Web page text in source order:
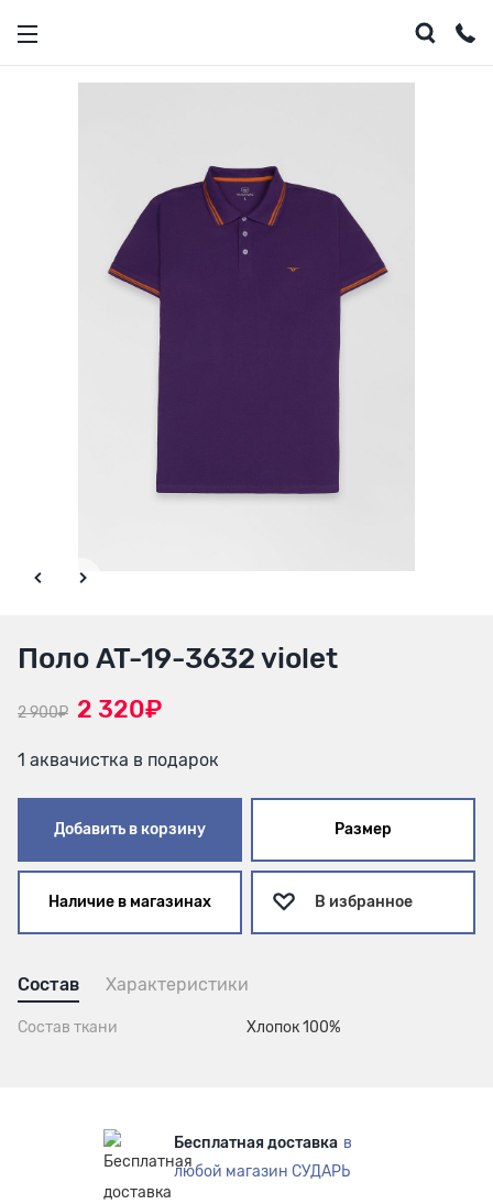
Поло AT-19-3632 violet
2 900₽ 2 320₽
1 аквачистка в подарок
Добавить в корзину Размер
Наличие в магазинах В избранное
Состав Характеристики
Состав ткани Хлопок 100%
Бесплатная доставка в
любой магазин СУДАРЬ